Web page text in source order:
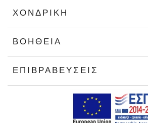
ΧΟΝΔΡΙΚΉ
ΒΟΉΘΕΙΑ
ΕΠΙΒΡΑΒΕΎΣΕΙΣ